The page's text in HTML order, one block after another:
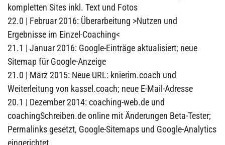
kompletten Sites inkl. Text und Fotos
22.0 | Februar 2016: Überarbeitung >Nutzen und
Ergebnisse im Einzel-Coaching<
21.1 | Januar 2016: Google-Einträge aktualisiert; neue
Sitemap für Google-Anzeige
21.0 | März 2015: Neue URL: knierim.coach und
Weiterleitung von kassel.coach; neue E-Mail-Adresse
20.1 | Dezember 2014: coaching-web.de und
coachingSchreiben.de online mit Änderungen Beta-Tester;
Permalinks gesetzt, Google-Sitemaps und Google-Analytics
eingerichtet